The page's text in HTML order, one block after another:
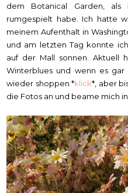
dem Botanical Garden,
rumgespielt habe. Ich hatte
meinem Aufenthalt in
und am letzten Tag konnte
auf der Mall sonnen. Aktuell
Winterblues und wenn es
wieder shoppen *klick*, aber
die Fotos an und beame mich